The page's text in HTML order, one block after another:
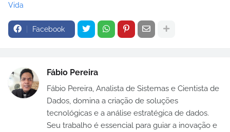
Vida
Facebook
Fábio Pereira
Fábio Pereira, Analista de Sistemas e Cientista de
Dados, domina a criação de soluções
tecnológicas e a análise estratégica de dados.
Seu trabalho é essencial para guiar a inovação e